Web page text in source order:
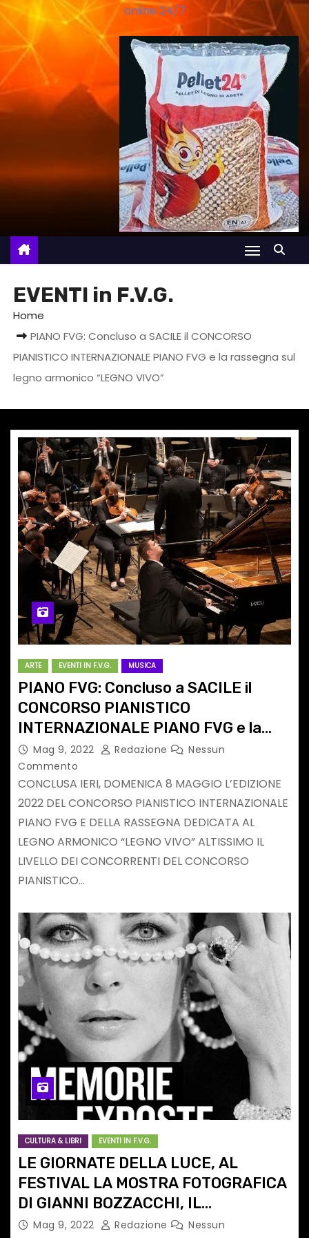
online 24/7
EVENTI in F.V.G.
Home
PIANO FVG: Concluso a SACILE il CONCORSO
PIANISTICO INTERNAZIONALE PIANO FVG e la rassegna sul
legno armonico “LEGNO VIVO”
ARTE EVENTI IN F.V.G. MUSICA
PIANO FVG: Concluso a SACILE il
CONCORSO PIANISTICO
INTERNAZIONALE PIANO FVG e la
rassegna sul legno armonico “LEGNO
VIVO”
Mag 9, 2022 Redazione
Nessun
Commento
CONCLUSA IERI, DOMENICA 8 MAGGIO L’EDIZIONE
2022 DEL CONCORSO PIANISTICO INTERNAZIONALE
PIANO FVG E DELLA RASSEGNA DEDICATA AL
LEGNO ARMONICO “LEGNO VIVO” ALTISSIMO IL
LIVELLO DEI CONCORRENTI DEL CONCORSO
PIANISTICO…
CULTURA & LIBRI EVENTI IN F.V.G.
LE GIORNATE DELLA LUCE, AL
FESTIVAL LA MOSTRA FOTOGRAFICA
DI GIANNI BOZZACCHI, IL
FOTOGRAFO DI LIZ TAYLOR. A
Mag 9, 2022 Redazione
Nessun